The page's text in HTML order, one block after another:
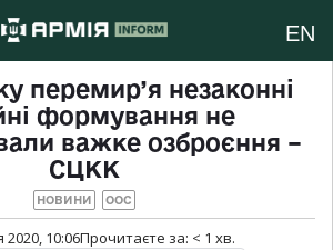
EN
перемир’я незаконні
формування не
важке озброєння –
СЦКК
НОВИНИ ООС
2020, 10:06Прочитаєте за: < 1 хв.